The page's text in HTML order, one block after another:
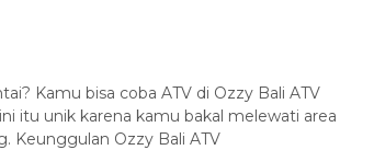
Kamu bisa coba ATV di Ozzy Bali ATV
itu unik karena kamu bakal melewati area
Keunggulan Ozzy Bali ATV